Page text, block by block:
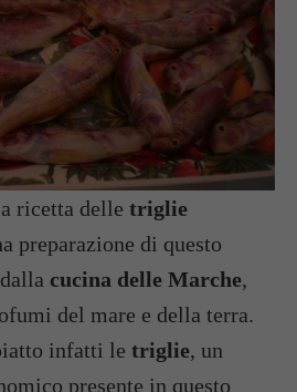
ricetta delle triglie
preparazione di questo
cucina delle Marche,
del mare e della terra.
infatti le triglie, un
presente in questo